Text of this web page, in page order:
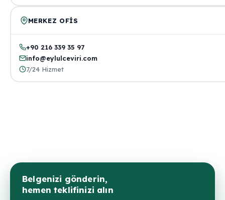
MERKEZ OFIS
+90 216 339 35 97
info@eylulceviri.com
7/24 Hizmet
Belgenizi gönderin,
hemen teklifinizi alın